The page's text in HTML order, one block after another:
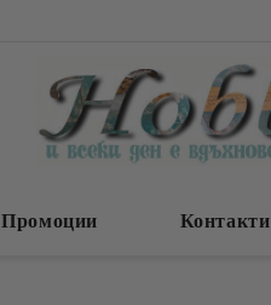
Промоции Контакти